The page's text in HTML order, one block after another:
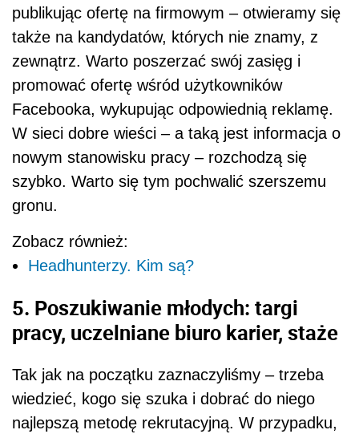
publikując ofertę na firmowym – otwieramy się
także na kandydatów, których nie znamy, z
zewnątrz. Warto poszerzać swój zasięg i
promować ofertę wśród użytkowników
Facebooka, wykupując odpowiednią reklamę.
W sieci dobre wieści – a taką jest informacja o
nowym stanowisku pracy – rozchodzą się
szybko. Warto się tym pochwalić szerszemu
gronu.
Zobacz również:
Headhunterzy. Kim są?
5. Poszukiwanie młodych: targi
pracy, uczelniane biuro karier, staże
Tak jak na początku zaznaczyliśmy – trzeba
wiedzieć, kogo się szuka i dobrać do niego
najlepszą metodę rekrutacyjną. W przypadku,